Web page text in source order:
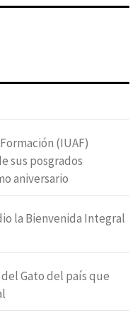
(IUAF)
sus posgrados
aniversario
la Bienvenida Integral
Gato del país que